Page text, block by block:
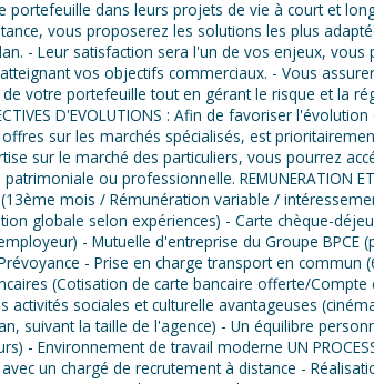
portefeuille dans leurs projets de vie à court et
vous proposerez les solutions les plus
- Leur satisfaction sera l'un de vos enjeux,
vos objectifs commerciaux. - Vous
votre portefeuille tout en gérant le risque et la
D'EVOLUTIONS : Afin de favoriser
sur les marchés spécialisés, est
sur le marché des particuliers, vous pourrez
ou professionnelle. REMUNERATION ET
mois / Rémunération variable /
globale selon expériences) - Carte chèque-
- Mutuelle d'entreprise du Groupe BPCE
- Prise en charge transport en commun
(Cotisation de carte bancaire offerte/Compte
activités sociales et culturelle avantageuses
suivant la taille de l'agence) - Un équilibre
- Environnement de travail moderne UN
avec un chargé de recrutement à distance -